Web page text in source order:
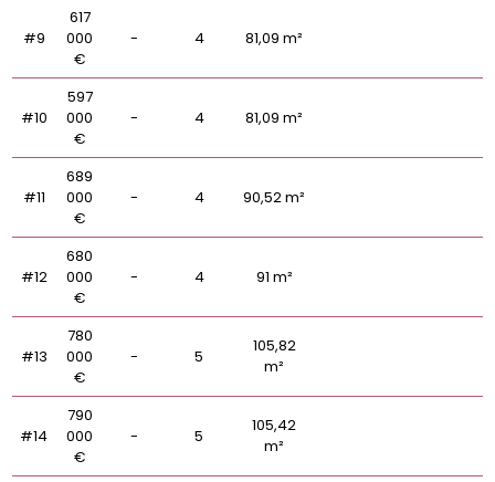
#9
617
000
€
- 4 81,09 m²
#10
597
000
€
- 4 81,09 m²
#11
689
000
€
- 4 90,52 m²
#12
680
000
€
- 4 91 m²
#13
780
000
€
- 5
105,82
m²
#14
790
000
€
- 5
105,42
m²